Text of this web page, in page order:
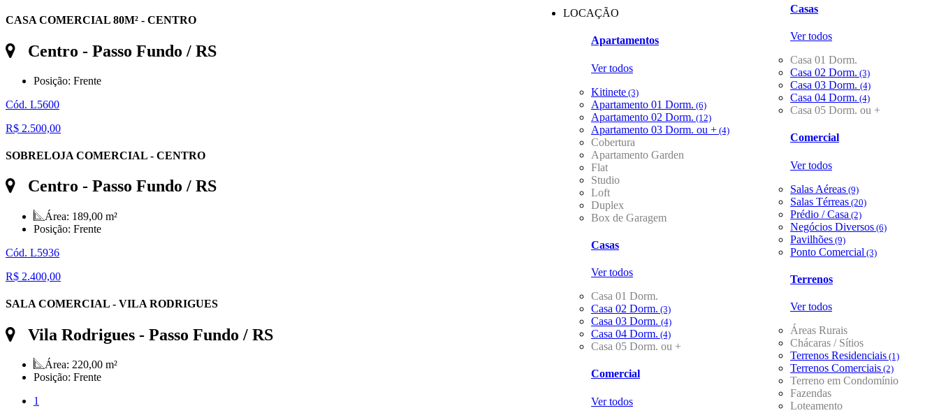
Casas
Ver todos
Casa 01 Dorm.
Casa 02 Dorm. (3)
Casa 03 Dorm. (4)
Casa 04 Dorm. (4)
Casa 05 Dorm. ou +
Comercial
Ver todos
Salas Aéreas (9)
Salas Térreas (20)
Prédio / Casa (2)
Negócios Diversos (6)
Pavilhões (9)
Ponto Comercial (3)
Terrenos
Ver todos
Áreas Rurais
Chácaras / Sítios
Terrenos Residenciais (1)
Terrenos Comerciais (2)
Terreno em Condomínio
Fazendas
Loteamento
LOCAÇÃO
Apartamentos
Ver todos
Kitinete (3)
Apartamento 01 Dorm. (6)
Apartamento 02 Dorm. (12)
Apartamento 03 Dorm. ou + (4)
Cobertura
Apartamento Garden
Flat
Studio
Loft
Duplex
Box de Garagem
Casas
Ver todos
Casa 01 Dorm.
Casa 02 Dorm. (3)
Casa 03 Dorm. (4)
Casa 04 Dorm. (4)
Casa 05 Dorm. ou +
Comercial
Ver todos
CASA COMERCIAL 80M² - CENTRO
Centro - Passo Fundo / RS
Posição: Frente
Cód. L5600
R$ 2.500,00
SOBRELOJA COMERCIAL - CENTRO
Centro - Passo Fundo / RS
Área: 189,00 m²
Posição: Frente
Cód. L5936
R$ 2.400,00
SALA COMERCIAL - VILA RODRIGUES
Vila Rodrigues - Passo Fundo / RS
Área: 220,00 m²
Posição: Frente
1